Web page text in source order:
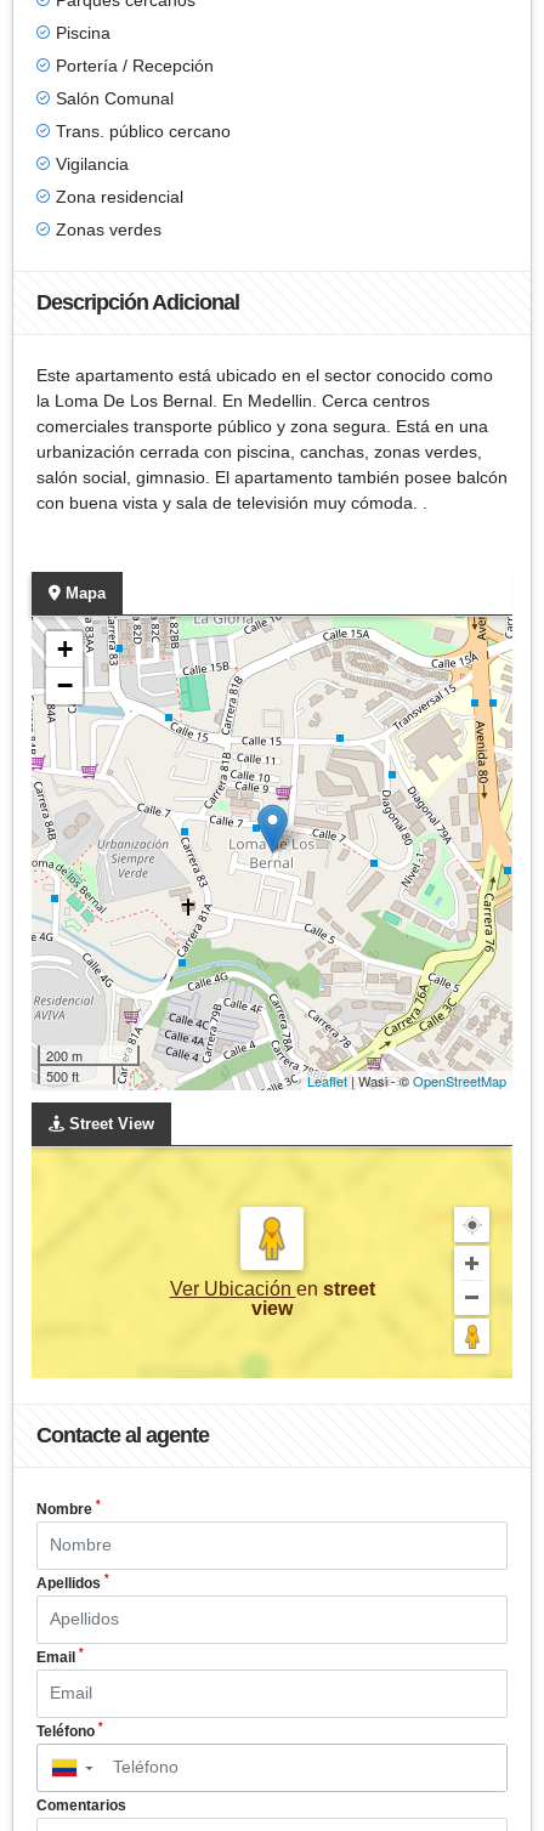
Piscina
Portería / Recepción
Salón Comunal
Trans. público cercano
Vigilancia
Zona residencial
Zonas verdes
Descripción Adicional
Este apartamento está ubicado en el sector conocido como
la Loma De Los Bernal. En Medellin. Cerca centros
comerciales transporte público y zona segura. Está en una
urbanización cerrada con piscina, canchas, zonas verdes,
salón social, gimnasio. El apartamento también posee balcón
con buena vista y sala de televisión muy cómoda. .
Mapa
+
−
200 m
500 ft
Leaflet| Wasi - ©OpenStreetMap
Street View
Ver Ubicación en street
view
Contacte al agente
Nombre *
Apellidos *
Email *
Teléfono *
▼
Comentarios